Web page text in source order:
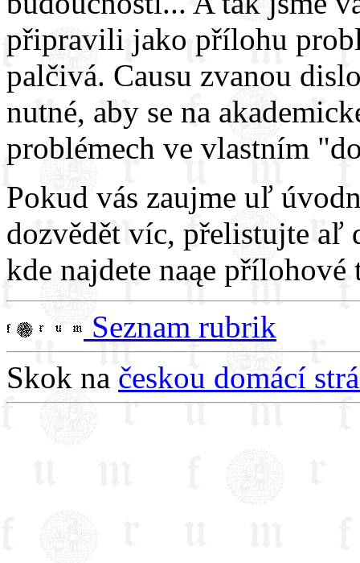
připravili jako přílohu
palčivá. Causu zvanou
nutné, aby se na
problémech ve vlastním
Pokud vás zaujme uľ
dozvědět víc, přelistujte aľ
kde najdete naąe přílohové
Seznam rubrik
Skok na českou domácí